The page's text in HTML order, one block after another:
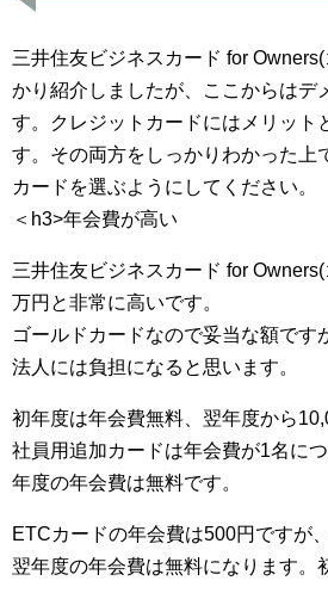
三井住友ビジネスカード for
かり紹介しましたが、ここからはデ
す。クレジットカードにはメリット
す。その両方をしっかりわかった上
カードを選ぶようにしてください。
＜h3>年会費が高い
三井住友ビジネスカード for
万円と非常に高いです。
ゴールドカードなので妥当な額です
法人には負担になると思います。
初年度は年会費無料、翌年度から
社員用追加カードは年会費が1名に
年度の年会費は無料です。
ETCカードの年会費は500円ですが
翌年度の年会費は無料になります。